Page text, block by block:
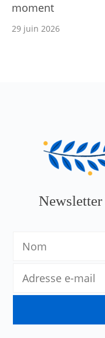
moment
29 juin 2026
Newsletter